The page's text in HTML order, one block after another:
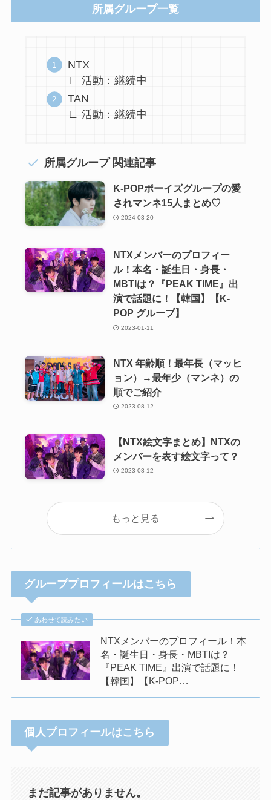
所属グループ一覧
NTX
∟ 活動：継続中
TAN
∟ 活動：継続中
所属グループ 関連記事
K-POPボーイズグループの愛
されマンネ15人まとめ♡
2024-03-20
NTXメンバーのプロフィー
ル！本名・誕生日・身長・
MBTIは？『PEAK TIME』出
演で話題に！【韓国】【K-
POP グループ】
2023-01-11
NTX 年齢順！最年長（マッヒ
ョン）→最年少（マンネ）の
順でご紹介
2023-08-12
【NTX絵文字まとめ】NTXの
メンバーを表す絵文字って？
2023-08-12
もっと見る
グループプロフィールはこちら
あわせて読みたい
NTXメンバーのプロフィール！本
名・誕生日・身長・MBTIは？
『PEAK TIME』出演で話題に！
【韓国】【K-POP…
個人プロフィールはこちら
まだ記事がありません。